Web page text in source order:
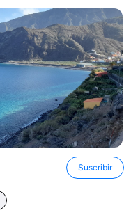
Suscribir